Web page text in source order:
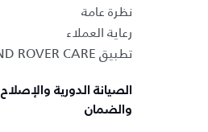
نظرة عامة
رعاية العملاء
تطبيق LAND ROVER CARE
الصيانة الدورية والإصلاح
والضمان